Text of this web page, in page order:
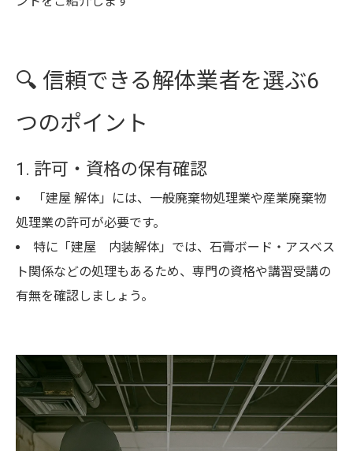
🔍 信頼できる解体業者を選ぶ6
つのポイント
1. 許可・資格の保有確認
「建屋 解体」には、一般廃棄物処理業や産業廃棄物
処理業の許可が必要です。
特に「建屋 内装解体」では、石膏ボード・アスベス
ト関係などの処理もあるため、専門の資格や講習受講の
有無を確認しましょう。